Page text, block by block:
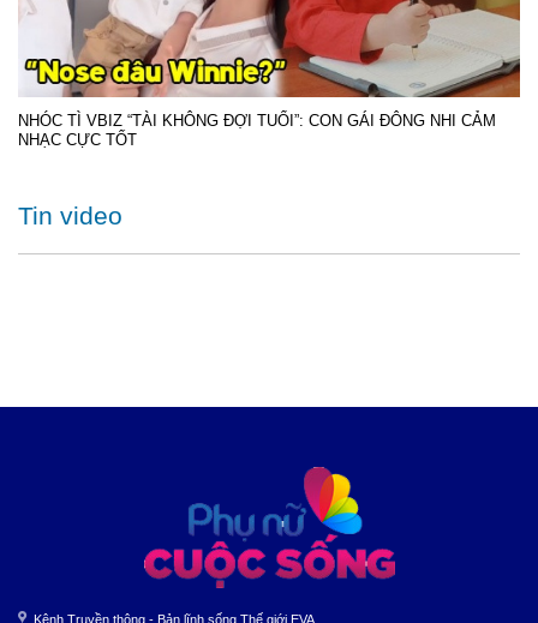
NHÓC TÌ VBIZ “TÀI KHÔNG ĐỢI TUỔI”: CON GÁI ĐÔNG NHI CẢM
NHẠC CỰC TỐT
Tin video
Kênh Truyền thông - Bản lĩnh sống Thế giới EVA